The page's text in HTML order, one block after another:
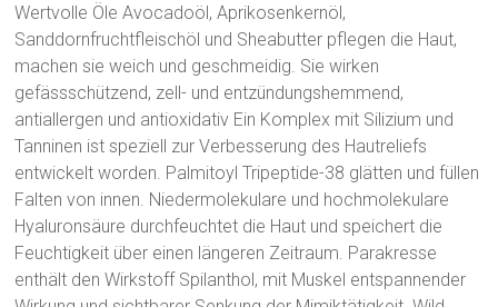
Wertvolle Öle Avocadoöl, Aprikosenkernöl,
Sanddornfruchtfleischöl und Sheabutter pflegen die Haut,
machen sie weich und geschmeidig. Sie wirken
gefässschützend, zell- und entzündungshemmend,
antiallergen und antioxidativ Ein Komplex mit Silizium und
Tanninen ist speziell zur Verbesserung des Hautreliefs
entwickelt worden. Palmitoyl Tripeptide-38 glätten und füllen
Falten von innen. Niedermolekulare und hochmolekulare
Hyaluronsäure durchfeuchtet die Haut und speichert die
Feuchtigkeit über einen längeren Zeitraum. Parakresse
enthält den Wirkstoff Spilanthol, mit Muskel entspannender